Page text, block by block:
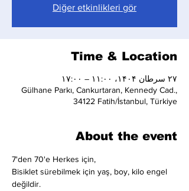
Diğer etkinlikleri gör
Time & Location
۲۷ سرطان ۱۴۰۴، ۱۱:۰۰ – ۱۷:۰۰
Gülhane Parkı, Cankurtaran, Kennedy Cad.,
34122 Fatih/İstanbul, Türkiye
About the event
7'den 70'e Herkes için,
Bisiklet sürebilmek için yaş, boy, kilo engel
değildir.